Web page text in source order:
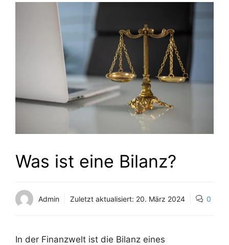
Was ist eine Bilanz?
Admin Zuletzt aktualisiert: 20. März 2024 0
In der Finanzwelt ist die Bilanz eines